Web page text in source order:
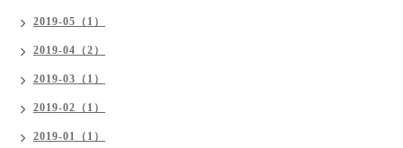
2019-05（1）
2019-04（2）
2019-03（1）
2019-02（1）
2019-01（1）